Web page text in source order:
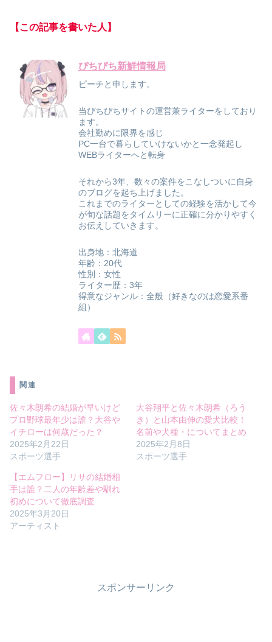
【この記事を書いた人】
ぴちぴち新鮮情報局
ピーチと申します。
当ぴちぴちサイトの運営兼ライターをしており
ます。
会社勤めに限界を感じ
PC一台で暮らしていけないかと一念発起し
WEBライターへと転身
それから3年、数々の案件をこなしついに自身
のブログを起ち上げました。
これまでのライターとしての経験を活かして今
が旬な話題をタイムリーに正確に分かりやすく
お伝えしていきます。
出身地：北海道
年齢：20代
性別：女性
ライター歴：3年
得意なジャンル：全般（好きなのは恋愛系番
組）
関連
佐々木朗希の結婚が早いけど
プロ野球最年少は誰？大谷や
イチローは何歳だった？
2025年2月22日
スポーツ選手
大谷翔平と佐々木朗希（ろう
き）と山本由伸の愛犬比較！
名前や犬種・についてまとめ
2025年2月8日
スポーツ選手
【エムフロー】リサの結婚相
手は誰？二人の年齢差や馴れ
初めについて徹底調査
2025年3月20日
アーティスト
スポンサーリンク